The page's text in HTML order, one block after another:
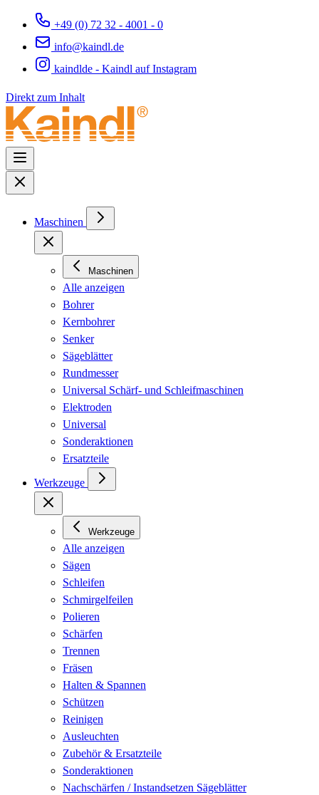
+49 (0) 72 32 - 4001 - 0
info@kaindl.de
kaindlde - Kaindl auf Instagram
Direkt zum Inhalt
Maschinen
Maschinen
Alle anzeigen
Bohrer
Kernbohrer
Senker
Sägeblätter
Rundmesser
Universal Schärf- und Schleifmaschinen
Elektroden
Universal
Sonderaktionen
Ersatzteile
Werkzeuge
Werkzeuge
Alle anzeigen
Sägen
Schleifen
Schmirgelfeilen
Polieren
Schärfen
Trennen
Fräsen
Halten & Spannen
Schützen
Reinigen
Ausleuchten
Zubehör & Ersatzteile
Sonderaktionen
Nachschärfen / Instandsetzen Sägeblätter